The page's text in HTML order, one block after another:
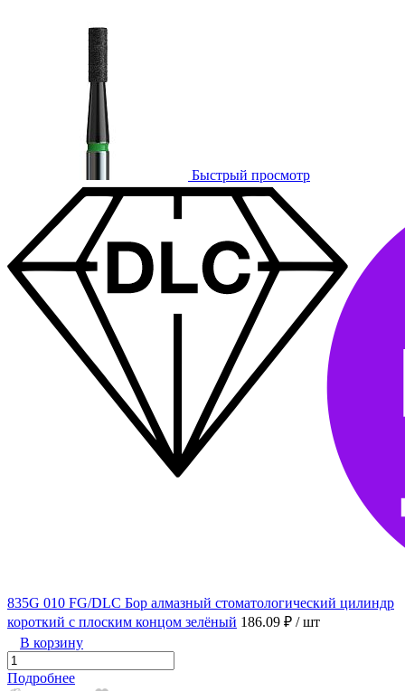
Быстрый просмотр
835G 010 FG/DLC Бор алмазный стоматологический цилиндр
короткий с плоским концом зелёный 186.09 ₽ / шт
В корзину
Подробнее